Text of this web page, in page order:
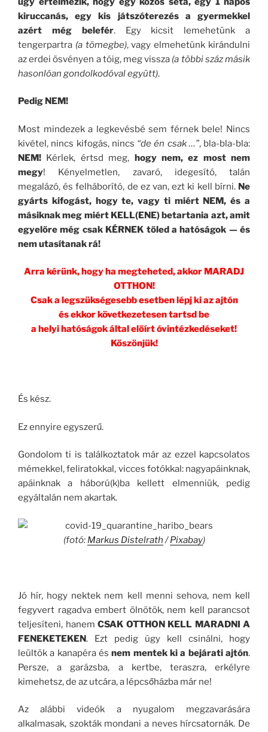
kiruccanás, egy kis játszóterezés a gyermekkel
azért még belefér. Egy kicsit lemehetünk a
tengerpartra (a tömegbe), vagy elmehetünk kirándulni
az erdei ösvényen a tóig, meg vissza (a többi száz másik
hasonlóan gondolkodóval együtt).
Pedig NEM!
Most mindezek a legkevésbé sem férnek bele! Nincs
kivétel, nincs kifogás, nincs “de én csak …”, bla-bla-bla:
NEM! Kérlek, értsd meg, hogy nem, ez most nem
megy! Kényelmetlen, zavaró, idegesító, talán
megalázó, és felháborító, de ez van, ezt ki kell bírni. Ne
gyárts kifogást, hogy te, vagy ti miért NEM, és a
másiknak meg miért KELL(ENE) betartania azt, amit
egyelőre még csak KÉRNEK tőled a hatóságok — és
nem utasítanak rá!
Arra kérünk, hogy ha megteheted, akkor MARADJ
OTTHON!
Csak a legszükségesebb esetben lépj ki az ajtón
és ekkor következetesen tartsd be
a helyi hatóságok által előírt óvintézkedéseket!
Köszönjük!
És kész.
Ez ennyire egyszerű.
Gondolom ti is találkoztatok már az ezzel kapcsolatos
mémekkel, feliratokkal, vicces fotókkal: nagyapáinknak,
apáinknak a háború(k)ba kellett elmenniük, pedig
egyáltalán nem akartak.
(fotó: Markus Distelrath /Pixabay)
Jó hír, hogy nektek nem kell menni sehova, nem kell
fegyvert ragadva embert ölnötök, nem kell parancsot
teljesíteni, hanem CSAK OTTHON KELL MARADNI A
FENEKETEKEN. Ezt pedig úgy kell csinálni, hogy
leültök a kanapéra ésnem mentek ki a bejárati ajtón.
Persze, a garázsba, a kertbe, teraszra, erkélyre
kimehetsz, de az utcára, a lépcsőházba már ne!
Az alábbi videók a nyugalom megzavarására
alkalmasak, szokták mondani a neves hírcsatornák. De